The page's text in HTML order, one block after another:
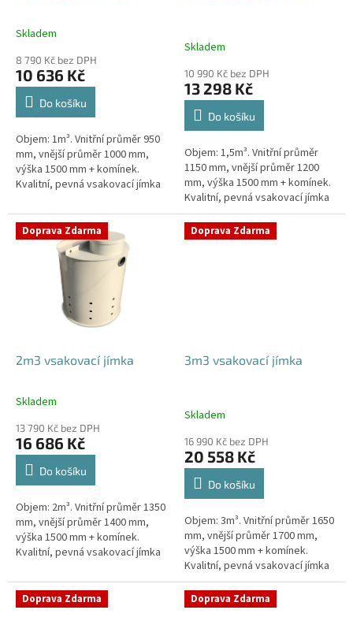
Průměrné
produktu
je
4,4
hvězdiček.
Skladem
8 790 Kč bez DPH
10 636 Kč
Do košíku
Objem: 1m³. Vnitřní průměr 950
mm, vnější průměr 1000 mm,
výška 1500 mm + komínek.
Kvalitní, pevná vsakovací jímka
obetonování Průměr přítoku a
odtoku +...
Skladem
10 990 Kč bez DPH
13 298 Kč
Do košíku
Objem: 1,5m³. Vnitřní průměr
1150 mm, vnější průměr 1200
mm, výška 1500 mm + komínek.
Kvalitní, pevná vsakovací jímka
(nádrž) bez potřeby
obetonování Průměr přítoku a
odtoku +...
Doprava Zdarma
2m3 vsakovací jímka
Průměrné
produktu
je
4,8
hvězdiček.
Skladem
13 790 Kč bez DPH
16 686 Kč
Do košíku
Objem: 2m³. Vnitřní průměr 1350
mm, vnější průměr 1400 mm,
výška 1500 mm + komínek.
Kvalitní, pevná vsakovací jímka
obetonování Průměr přítoku a
odtoku +...
Doprava Zdarma
3m3 vsakovací jímka
Skladem
16 990 Kč bez DPH
20 558 Kč
Do košíku
Objem: 3m³. Vnitřní průměr 1650
mm, vnější průměr 1700 mm,
výška 1500 mm + komínek.
Kvalitní, pevná vsakovací jímka
(nádrž) bez potřeby
obetonování Průměr přítoku a
odtoku +...
Doprava Zdarma Doprava Zdarma